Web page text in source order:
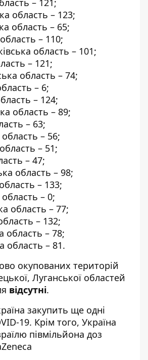
– 121;
область – 123;
область – 65;
– 110;
область – 101;
– 121;
область – 74;
– 6;
– 124;
область – 89;
– 63;
– 56;
– 51;
– 47;
область – 98;
– 133;
– 0;
область – 77;
– 132;
область – 78;
область – 81.
окупованих територій
Луганської областей
відсутні.
закупить ще одні
19. Крім того, Україна
півмільйона доз